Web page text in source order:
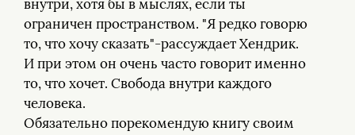
внутри, хотя бы в мыслях, если ты
ограничен пространством. "Я редко говорю
то, что хочу сказать"-рассуждает Хендрик.
И при этом он очень часто говорит именно
то, что хочет. Свобода внутри каждого
человека.
Обязательно порекомендую книгу своим